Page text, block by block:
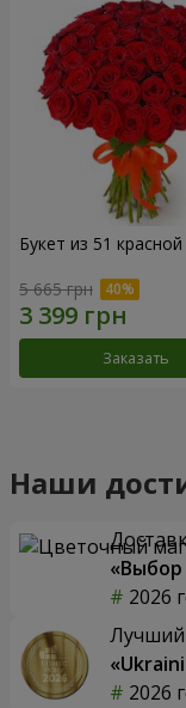
Букет из 51
5 665 грн
Заказать
Наши
2026
Лучший
2026